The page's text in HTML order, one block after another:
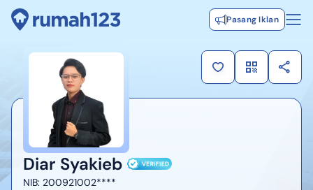
Pasang Iklan
Diar Syakieb
NIB: 200921002****